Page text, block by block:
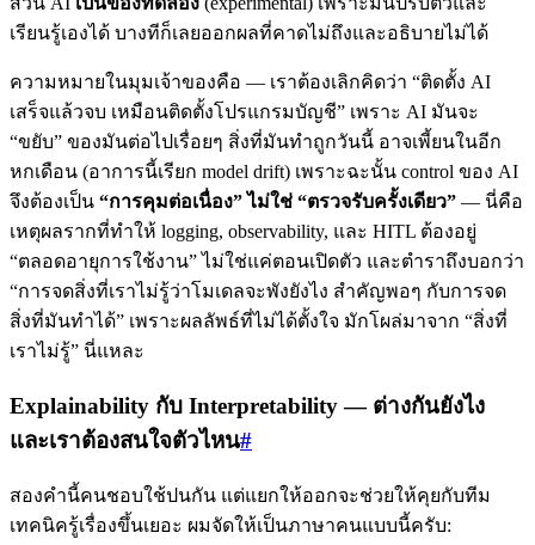
เรียนรู้เองได้ บางทีก็เลยออกผลที่คาดไม่ถึงและอธิบายไม่ได้
ความหมายในมุมเจ้าของคือ — เราต้องเลิกคิดว่า “ติดตั้ง AI
เสร็จแล้วจบ เหมือนติดตั้งโปรแกรมบัญชี” เพราะ AI มันจะ
“ขยับ” ของมันต่อไปเรื่อยๆ สิ่งที่มันทำถูกวันนี้ อาจเพี้ยนในอีก
หกเดือน (อาการนี้เรียก model drift) เพราะฉะนั้น control ของ AI
จึงต้องเป็น “การคุมต่อเนื่อง” ไม่ใช่ “ตรวจรับครั้งเดียว” — นี่คือ
เหตุผลรากที่ทำให้ logging, observability, และ HITL ต้องอยู่
“ตลอดอายุการใช้งาน” ไม่ใช่แค่ตอนเปิดตัว และตำราถึงบอกว่า
“การจดสิ่งที่เราไม่รู้ว่าโมเดลจะพังยังไง สำคัญพอๆ กับการจด
สิ่งที่มันทำได้” เพราะผลลัพธ์ที่ไม่ได้ตั้งใจ มักโผล่มาจาก “สิ่งที่
เราไม่รู้” นี่แหละ
Explainability กับ Interpretability — ต่างกันยังไง
และเราต้องสนใจตัวไหน#
สองคำนี้คนชอบใช้ปนกัน แต่แยกให้ออกจะช่วยให้คุยกับทีม
เทคนิครู้เรื่องขึ้นเยอะ ผมจัดให้เป็นภาษาคนแบบนี้ครับ: